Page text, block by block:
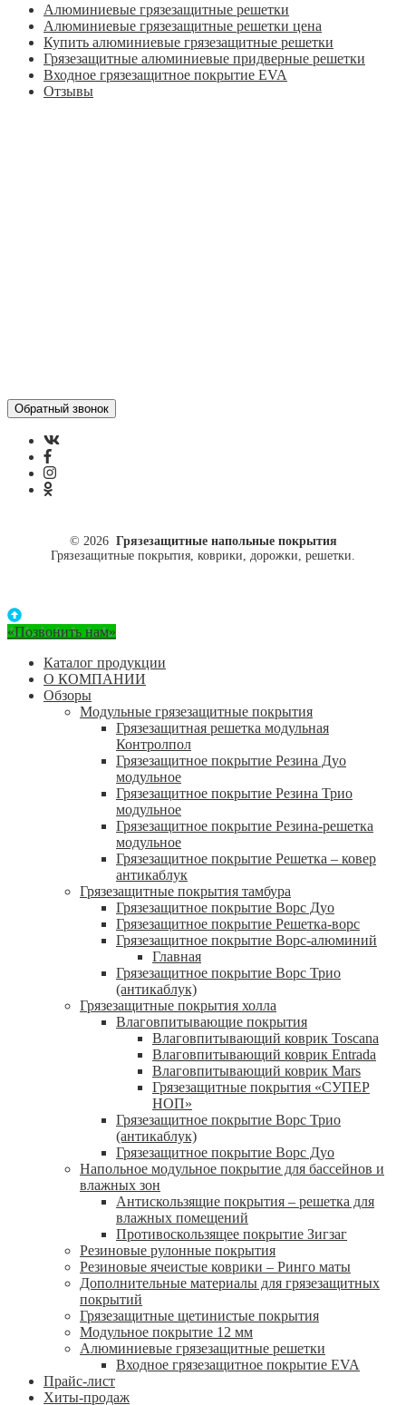
Алюминиевые грязезащитные решетки
Алюминиевые грязезащитные решетки цена
Купить алюминиевые грязезащитные решетки
Грязезащитные алюминиевые придверные решетки
Входное грязезащитное покрытие EVA
Отзывы
© 2026 Грязезащитные напольные покрытия
Грязезащитные покрытия, коврики, дорожки, решетки.
«Позвонить нам»
Каталог продукции
О КОМПАНИИ
Обзоры
Модульные грязезащитные покрытия
Грязезащитная решетка модульная
Контролпол
Грязезащитное покрытие Резина Дуо
модульное
Грязезащитное покрытие Резина Трио
модульное
Грязезащитное покрытие Резина-решетка
модульное
Грязезащитное покрытие Решетка – ковер
антикаблук
Грязезащитные покрытия тамбура
Грязезащитное покрытие Ворс Дуо
Грязезащитное покрытие Решетка-ворс
Грязезащитное покрытие Ворс-алюминий
Главная
Грязезащитное покрытие Ворс Трио
(антикаблук)
Грязезащитные покрытия холла
Влаговпитывающие покрытия
Влаговпитывающий коврик Toscana
Влаговпитывающий коврик Entrada
Влаговпитывающий коврик Mars
Грязезащитные покрытия «СУПЕР
НОП»
Грязезащитное покрытие Ворс Трио
(антикаблук)
Грязезащитное покрытие Ворс Дуо
Напольное модульное покрытие для бассейнов и
влажных зон
Антискользящие покрытия – решетка для
влажных помещений
Противоскользящее покрытие Зигзаг
Резиновые рулонные покрытия
Резиновые ячеистые коврики – Ринго маты
Дополнительные материалы для грязезащитных
покрытий
Грязезащитные щетинистые покрытия
Модульное покрытие 12 мм
Алюминиевые грязезащитные решетки
Входное грязезащитное покрытие EVA
Прайс-лист
Хиты-продаж